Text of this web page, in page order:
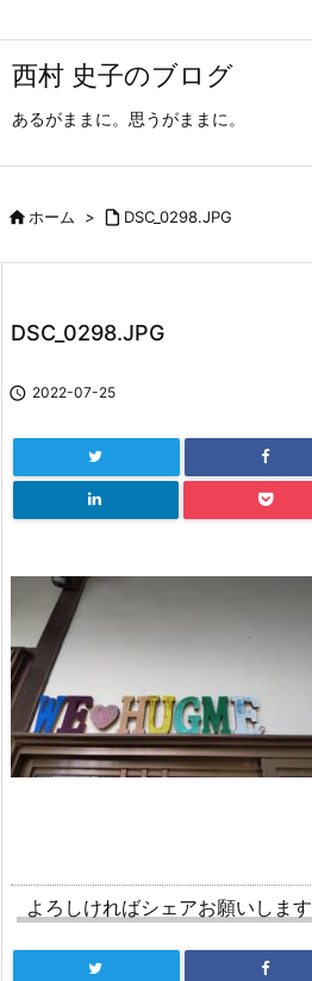
西村 史子のブログ
あるがままに。思うがままに。
ホーム >  DSC_0298.JPG
DSC_0298.JPG
 2022-07-25
よろしければシェアお願いします